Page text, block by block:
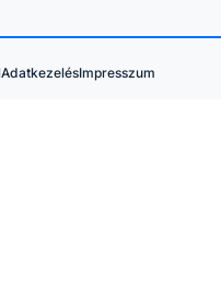
AdatkezelésImpresszum